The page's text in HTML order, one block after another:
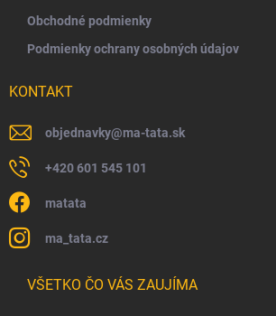
Obchodné podmienky
Podmienky ochrany osobných údajov
KONTAKT
objednavky@ma-tata.sk
+420 601 545 101
matata
ma_tata.cz
VŠETKO ČO VÁS ZAUJÍMA